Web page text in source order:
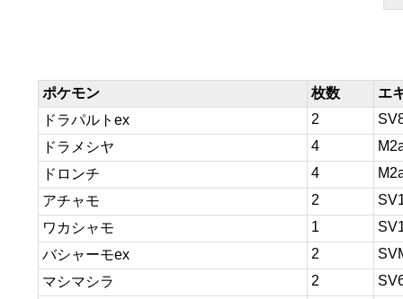
ポケモン 枚数
エ
ドラパルトex
2
ドラメシヤ
4
ドロンチ
4
アチャモ
2
ワカシャモ
1
バシャーモex
2
マシマシラ
2